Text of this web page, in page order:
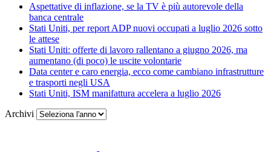
Aspettative di inflazione, se la TV è più autorevole della
banca centrale
Stati Uniti, per report ADP nuovi occupati a luglio 2026 sotto
le attese
Stati Uniti: offerte di lavoro rallentano a giugno 2026, ma
aumentano (di poco) le uscite volontarie
Data center e caro energia, ecco come cambiano infrastrutture
e trasporti negli USA
Stati Uniti, ISM manifattura accelera a luglio 2026
Archivi